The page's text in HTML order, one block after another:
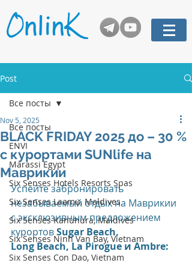
Post
Все посты
ENVI
Marassi Egypt
Six Senses Hotels Resorts Spas
Six Senses Laamu, Maldives
Six Senses Kanuhura, Maldives
Six Senses Ninh Van Bay, Vietnam
Six Senses Con Dao, Vietnam
Все посты
BLACK FRIDAY 2025 до – 30 %
c курортами SUNlife на
Маврикии
Nov 5, 2025
Успейте забронировать
незабываемый отдых на Маврикии
с эксклюзивным предложением
курортов Sugar Beach,
Long Beach, La Pirogue и Ambre: